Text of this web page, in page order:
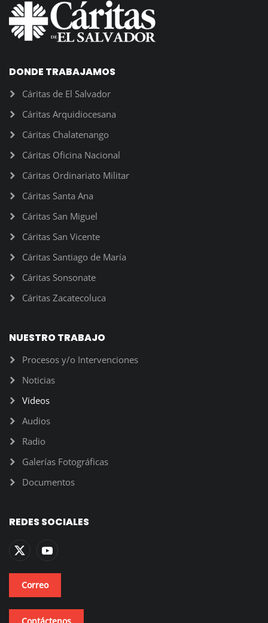
DONDE TRABAJAMOS
Cáritas de El Salvador
Cáritas Arquidiocesana
Cáritas Chalatenango
Cáritas Oficina Nacional
Cáritas Ordinariato Militar
Cáritas Santa Ana
Cáritas San Miguel
Cáritas San Vicente
Cáritas Santiago de María
Cáritas Sonsonate
Cáritas Zacatecoluca
NUESTRO TRABAJO
Procesos y/o Intervenciones
Noticias
Videos
Audios
Radio
Galerías Fotográficas
Documentos
REDES SOCIALES
Correo